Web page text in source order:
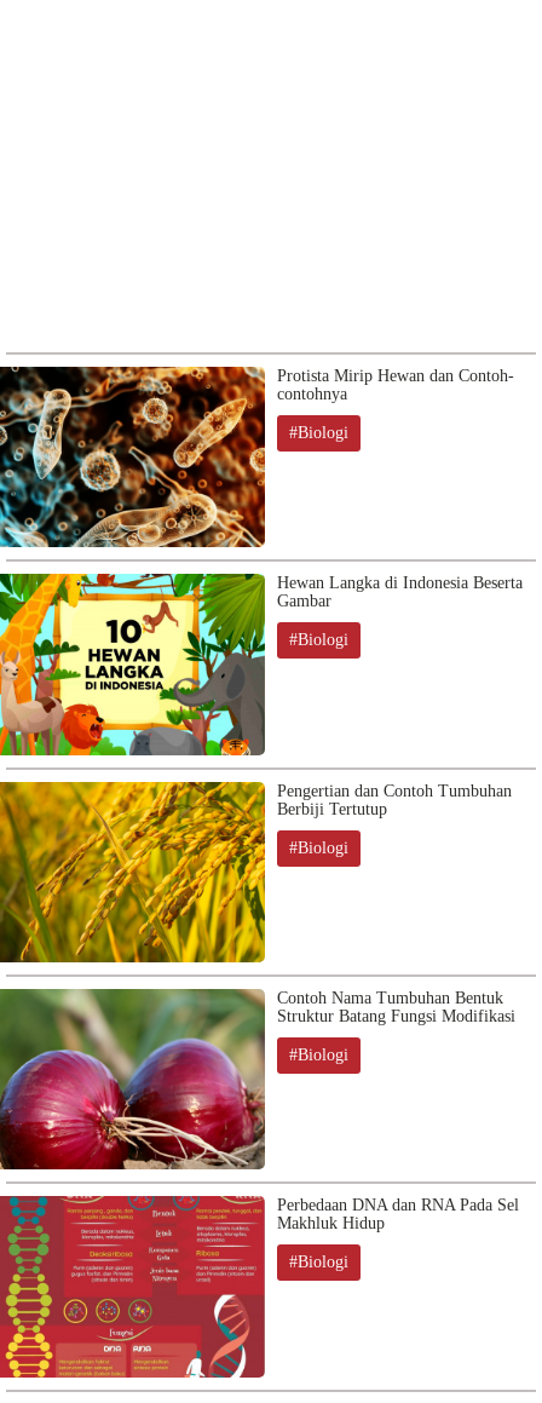
Protista Mirip Hewan dan Contoh-
contohnya
#Biologi
Hewan Langka di Indonesia Beserta
Gambar
#Biologi
Pengertian dan Contoh Tumbuhan
Berbiji Tertutup
#Biologi
Contoh Nama Tumbuhan Bentuk
Struktur Batang Fungsi Modifikasi
#Biologi
Perbedaan DNA dan RNA Pada Sel
Makhluk Hidup
#Biologi